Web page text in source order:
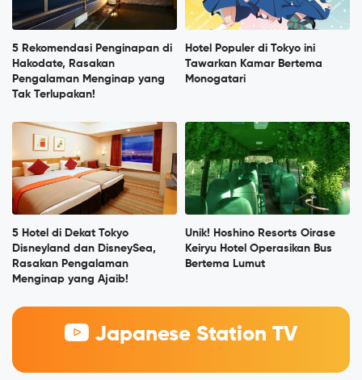
5 Rekomendasi Penginapan di
Hakodate, Rasakan
Pengalaman Menginap yang
Tak Terlupakan!
Hotel Populer di Tokyo ini
Tawarkan Kamar Bertema
Monogatari
5 Hotel di Dekat Tokyo
Disneyland dan DisneySea,
Rasakan Pengalaman
Menginap yang Ajaib!
Unik! Hoshino Resorts Oirase
Keiryu Hotel Operasikan Bus
Bertema Lumut
Japanese Station TV